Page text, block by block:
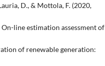
D., & Mottola, F. (2020,
line estimation assessment of
of renewable generation: